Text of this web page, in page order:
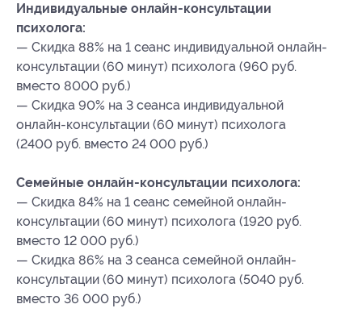
Индивидуальные онлайн-консультации
психолога:
— Скидка 88% на 1 сеанс индивидуальной онлайн-
консультации (60 минут) психолога (960 руб.
вместо 8000 руб.)
— Скидка 90% на 3 сеанса индивидуальной
онлайн-консультации (60 минут) психолога
(2400 руб. вместо 24 000 руб.)
Семейные онлайн-консультации психолога:
— Скидка 84% на 1 сеанс семейной онлайн-
консультации (60 минут) психолога (1920 руб.
вместо 12 000 руб.)
— Скидка 86% на 3 сеанса семейной онлайн-
консультации (60 минут) психолога (5040 руб.
вместо 36 000 руб.)